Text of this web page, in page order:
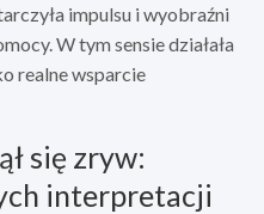
impulsu i wyobraźni
W tym sensie działała
realne wsparcie
się zryw:
interpretacji